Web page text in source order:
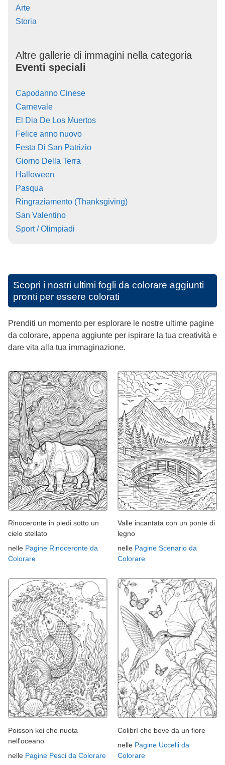
Arte
Storia
Altre gallerie di immagini nella categoria
Eventi speciali
Capodanno Cinese
Carnevale
El Dia De Los Muertos
Felice anno nuovo
Festa Di San Patrizio
Giorno Della Terra
Halloween
Pasqua
Ringraziamento (Thanksgiving)
San Valentino
Sport / Olimpiadi
Scopri i nostri ultimi fogli da colorare aggiunti
pronti per essere colorati
Prenditi un momento per esplorare le nostre ultime pagine
da colorare, appena aggiunte per ispirare la tua creatività e
dare vita alla tua immaginazione.
Rinoceronte in piedi sotto un
cielo stellato
nelle Pagine Rinoceronte da
Colorare
Valle incantata con un ponte di
legno
nelle Pagine Scenario da
Colorare
Poisson koi che nuota
nell'oceano
nelle Pagine Pesci da Colorare
Colibrì che beve da un fiore
nelle Pagine Uccelli da
Colorare